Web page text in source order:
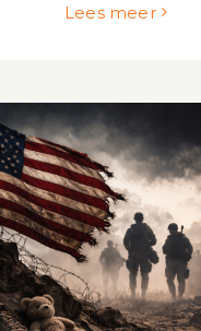
Lees meer
1940: Juridische